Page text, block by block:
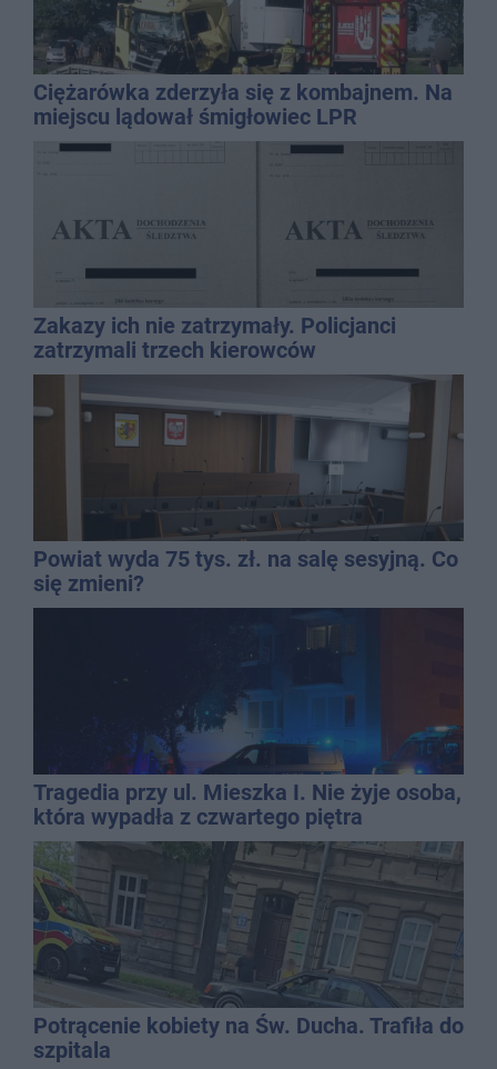
Ciężarówka zderzyła się z kombajnem. Na
miejscu lądował śmigłowiec LPR
Zakazy ich nie zatrzymały. Policjanci
zatrzymali trzech kierowców
Powiat wyda 75 tys. zł. na salę sesyjną. Co
się zmieni?
Tragedia przy ul. Mieszka I. Nie żyje osoba,
która wypadła z czwartego piętra
Potrącenie kobiety na Św. Ducha. Trafiła do
szpitala